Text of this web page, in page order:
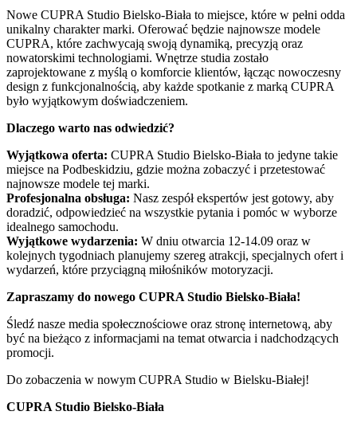
Nowe CUPRA Studio Bielsko-Biała to miejsce, które w pełni odda
unikalny charakter marki. Oferować będzie najnowsze modele
CUPRA, które zachwycają swoją dynamiką, precyzją oraz
nowatorskimi technologiami. Wnętrze studia zostało
zaprojektowane z myślą o komforcie klientów, łącząc nowoczesny
design z funkcjonalnością, aby każde spotkanie z marką CUPRA
było wyjątkowym doświadczeniem.
Dlaczego warto nas odwiedzić?
Wyjątkowa oferta: CUPRA Studio Bielsko-Biała to jedyne takie
miejsce na Podbeskidziu, gdzie można zobaczyć i przetestować
najnowsze modele tej marki.
Profesjonalna obsługa: Nasz zespół ekspertów jest gotowy, aby
doradzić, odpowiedzieć na wszystkie pytania i pomóc w wyborze
idealnego samochodu.
Wyjątkowe wydarzenia: W dniu otwarcia 12-14.09 oraz w
kolejnych tygodniach planujemy szereg atrakcji, specjalnych ofert i
wydarzeń, które przyciągną miłośników motoryzacji.
Zapraszamy do nowego CUPRA Studio Bielsko-Biała!
Śledź nasze media społecznościowe oraz stronę internetową, aby
być na bieżąco z informacjami na temat otwarcia i nadchodzących
promocji.
Do zobaczenia w nowym CUPRA Studio w Bielsku-Białej!
CUPRA Studio Bielsko-Biała